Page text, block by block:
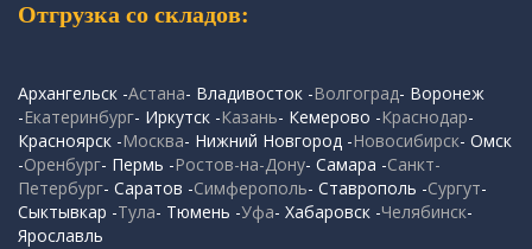
Отгрузка со складов:
Архангельск -Астана- Владивосток -Волгоград- Воронеж
-Екатеринбург- Иркутск -Казань- Кемерово -Краснодар-
Красноярск -Москва- Нижний Новгород -Новосибирск- Омск
-Оренбург- Пермь -Ростов-на-Дону- Самара -Санкт-
Петербург- Саратов -Симферополь- Ставрополь -Сургут-
Сыктывкар -Тула- Тюмень -Уфа- Хабаровск -Челябинск-
Ярославль